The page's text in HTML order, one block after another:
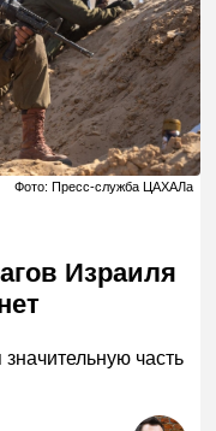
Фото: Пресс-служба ЦАХАЛа
Израиля
часть